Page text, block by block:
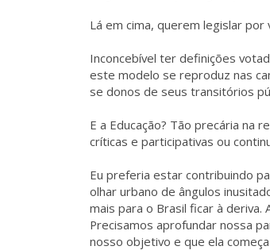
Lá em cima, querem legislar
Inconcebível ter definições
este modelo se reproduz nas
se donos de seus transitórios
E a Educação? Tão precária na
críticas e participativas ou
Eu preferia estar contribuindo
olhar urbano de ângulos
mais para o Brasil ficar à deriva.
Precisamos aprofundar nossa
nosso objetivo e que ela